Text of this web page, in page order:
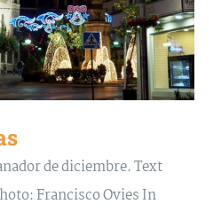
de diciembre. Text
Francisco Ovies In